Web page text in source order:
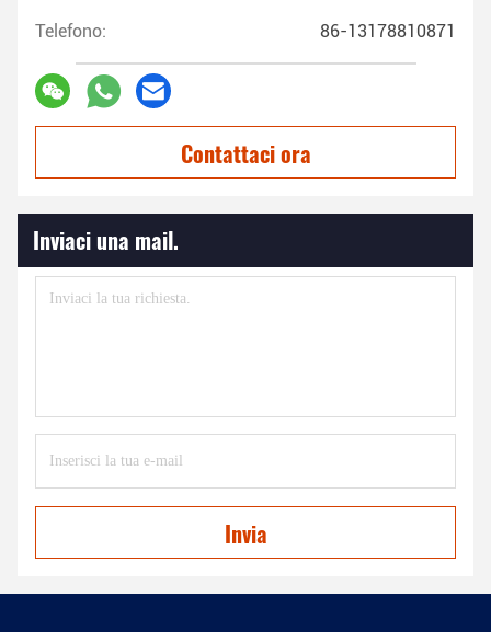
Telefono: 86-13178810871
Contattaci ora
Inviaci una mail.
Invia